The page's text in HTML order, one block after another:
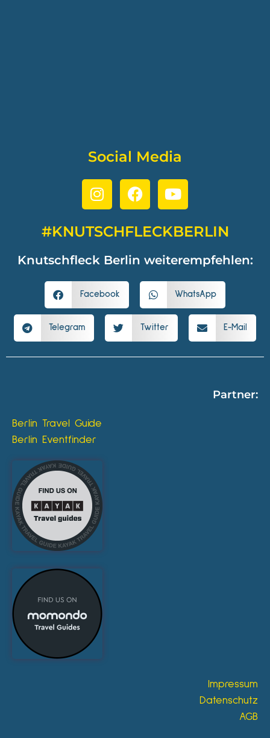
Social Media
#KNUTSCHFLECKBERLIN
Knutschfleck Berlin weiterempfehlen:
Facebook WhatsApp
Telegram Twitter E-Mail
Partner:
Berlin Travel Guide
Berlin Eventfinder
Impressum
Datenschutz
AGB